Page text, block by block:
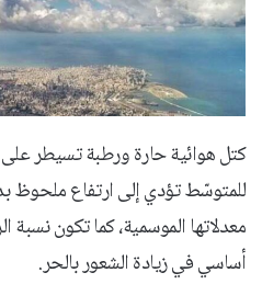
كتل هوائية حارة ورطبة تسيطر
للمتوسّط تؤدي إلى ارتفاع ملحوظ
معدلاتها الموسمية، كما تكون
أساسي في زيادة الشعور بالحر.